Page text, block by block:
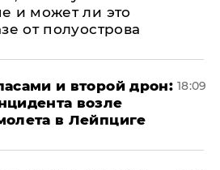
и может ли это
от полуострова
и второй дрон:
возле
в Лейпциге
18:09